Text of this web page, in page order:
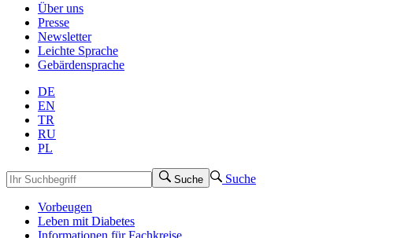
Über uns
Presse
Newsletter
Leichte Sprache
Gebärdensprache
DE
EN
TR
RU
PL
Suche Suche
Vorbeugen
Leben mit Diabetes
Informationen für Fachkreise